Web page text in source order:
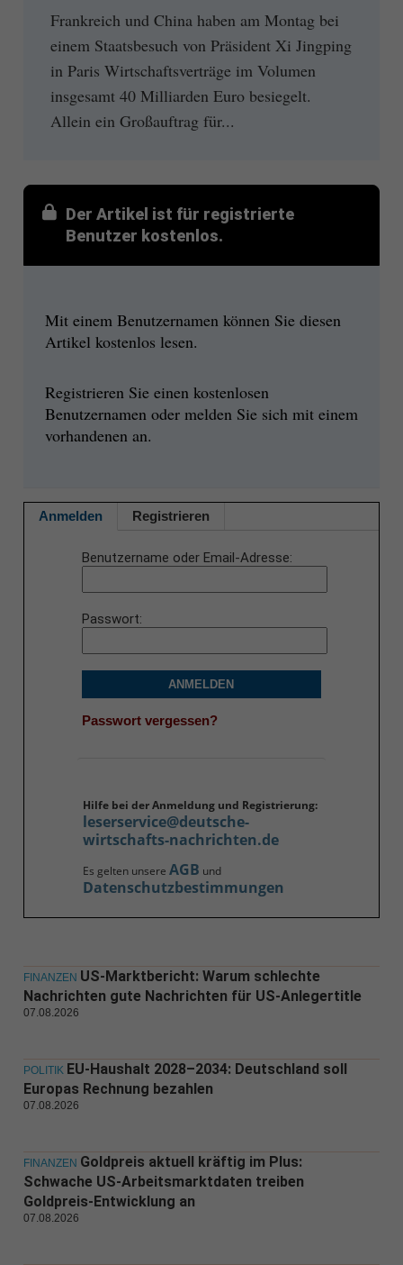
Frankreich und China haben am Montag bei
einem Staatsbesuch von Präsident Xi Jingping
in Paris Wirtschaftsverträge im Volumen
insgesamt 40 Milliarden Euro besiegelt.
Allein ein Großauftrag für...
Der Artikel ist für registrierte
Benutzer kostenlos.
Mit einem Benutzernamen können Sie diesen
Artikel kostenlos lesen.
Registrieren Sie einen kostenlosen
Benutzernamen oder melden Sie sich mit einem
vorhandenen an.
Anmelden Registrieren
Benutzername oder Email-Adresse
Passwort
ANMELDEN
Passwort vergessen?
Hilfe bei der Anmeldung und Registrierung:
leserservice@deutsche-
wirtschafts-nachrichten.de
Es gelten unsere AGB und
Datenschutzbestimmungen
FINANZEN US-Marktbericht: Warum schlechte
Nachrichten gute Nachrichten für US-Anlegertitle
07.08.2026
POLITIK EU-Haushalt 2028–2034: Deutschland soll
Europas Rechnung bezahlen
07.08.2026
FINANZEN Goldpreis aktuell kräftig im Plus:
Schwache US-Arbeitsmarktdaten treiben
Goldpreis-Entwicklung an
07.08.2026